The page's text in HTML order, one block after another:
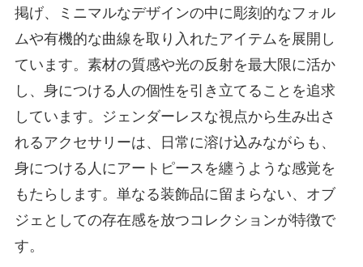
掲げ、ミニマルなデザインの中に彫刻的なフォル
ムや有機的な曲線を取り入れたアイテムを展開し
ています。素材の質感や光の反射を最大限に活か
し、身につける人の個性を引き立てることを追求
しています。ジェンダーレスな視点から生み出さ
れるアクセサリーは、日常に溶け込みながらも、
身につける人にアートピースを纏うような感覚を
もたらします。単なる装飾品に留まらない、オブ
ジェとしての存在感を放つコレクションが特徴で
す。